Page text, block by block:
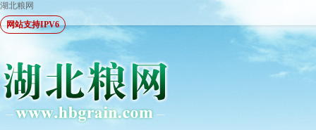
湖北粮网
网站支持IPV6